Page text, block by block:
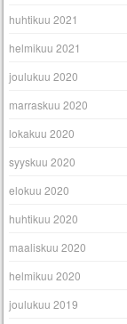
huhtikuu 2021
helmikuu 2021
joulukuu 2020
marraskuu 2020
lokakuu 2020
syyskuu 2020
elokuu 2020
huhtikuu 2020
maaliskuu 2020
helmikuu 2020
joulukuu 2019